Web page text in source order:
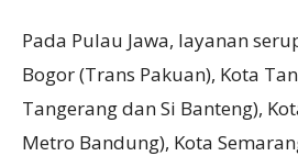
Pada Pulau Jawa, layanan
Bogor (Trans Pakuan), Kota
Tangerang dan Si Banteng),
Metro Bandung), Kota